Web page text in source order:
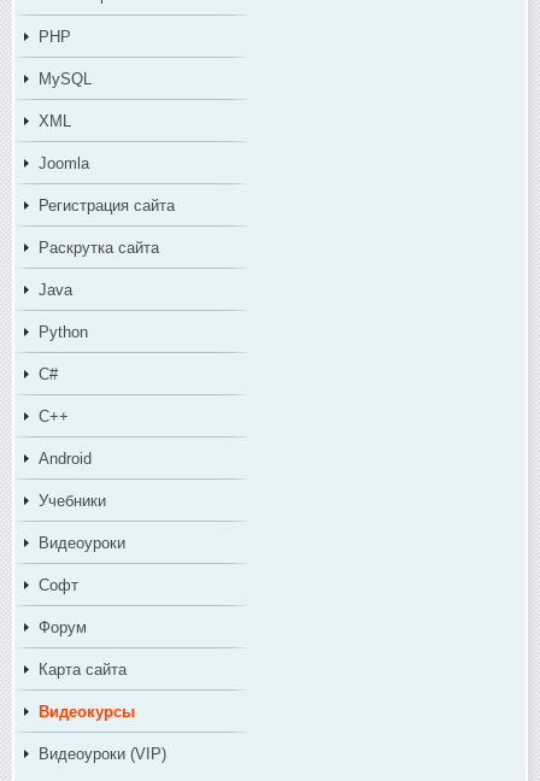
PHP
MySQL
XML
Joomla
Регистрация сайта
Раскрутка сайта
Java
Python
C#
C++
Android
Учебники
Видеоуроки
Софт
Форум
Карта сайта
Видеокурсы
Видеоуроки (VIP)